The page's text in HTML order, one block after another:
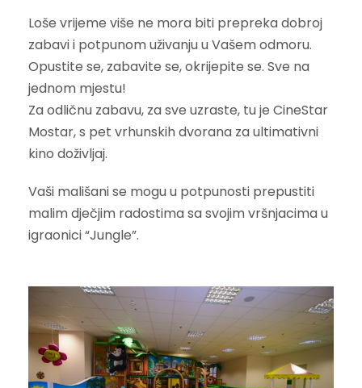
Loše vrijeme više ne mora biti prepreka dobroj
zabavi i potpunom uživanju u Vašem odmoru.
Opustite se, zabavite se, okrijepite se. Sve na
jednom mjestu!
Za odličnu zabavu, za sve uzraste, tu je CineStar
Mostar, s pet vrhunskih dvorana za ultimativni
kino doživljaj.
Vaši mališani se mogu u potpunosti prepustiti
malim dječjim radostima sa svojim vršnjacima u
igraonici “Jungle”.